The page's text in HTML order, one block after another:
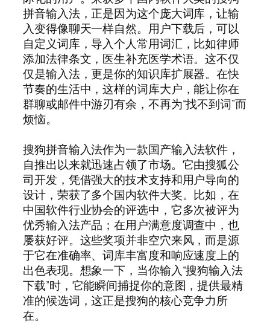
拼音输入法，正是因为这个庞大词库，让输
入变得像聊天一样自然。用户下载后，可以
自定义词库，导入个人常用词汇，比如律师
添加法律条文，医生补充医学术语。这不仅
仅是输入法，更是你的知识库扩展器。在快
节奏的生活中，这样的词库大户，能让你在
群聊或邮件中游刃有余，不再为“找不到词”而
烦恼。
搜狗拼音输入法作为一款国产输入法软件，
自推出以来就迅速占领了市场。它由搜狐公
司开发，凭借强大的技术支持和用户导向的
设计，荣获了多个国内软件大奖。比如，在
中国软件行业协会的评选中，它多次被评为
优秀输入法产品；在用户满意度调查中，也
屡获好评。这些奖项并非空穴来风，而是源
于它在准确率、词库丰富度和响应速度上的
出色表现。想象一下，当你输入“搜狗输入法
下载”时，它能瞬间捕捉你的意图，提供最精
准的候选词，这正是搜狗的核心竞争力所
在。